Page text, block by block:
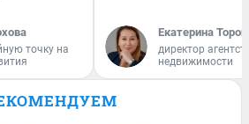
точку на
Екатерина
директор
недвижимости